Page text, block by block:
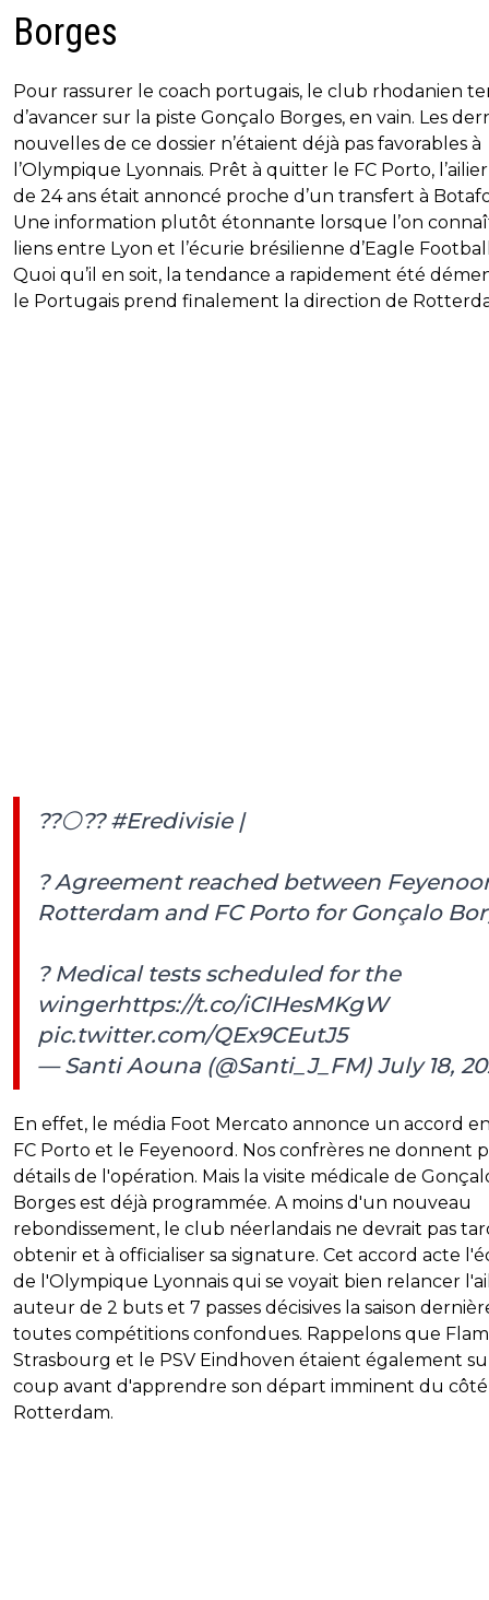
Borges
Pour rassurer le coach portugais, le club rhodanien
d’avancer sur la piste Gonçalo Borges, en vain. Les
nouvelles de ce dossier n’étaient déjà pas favorables à
l’Olympique Lyonnais. Prêt à quitter le FC Porto,
de 24 ans était annoncé proche d’un transfert à
Une information plutôt étonnante lorsque l’on
liens entre Lyon et l’écurie brésilienne d’Eagle
Quoi qu’il en soit, la tendance a rapidement été
le Portugais prend finalement la direction de
??⚪️??#Eredivisie|
? Agreement reached between
Rotterdam and FC Porto for Gonçalo
? Medical tests scheduled for the
wingerhttps://t.co/iCIHesMKgW
pic.twitter.com/QEx9CEutJ5
— Santi Aouna (@Santi_J_FM) July 18,
En effet, le média Foot Mercato annonce un accord
FC Porto et le Feyenoord. Nos confrères ne donnent
détails de l'opération. Mais la visite médicale de
Borges est déjà programmée. A moins d'un nouveau
rebondissement, le club néerlandais ne devrait pas
obtenir et à officialiser sa signature. Cet accord acte
de l'Olympique Lyonnais qui se voyait bien relancer
auteur de 2 buts et 7 passes décisives la saison
toutes compétitions confondues. Rappelons que
Strasbourg et le PSV Eindhoven étaient également
coup avant d'apprendre son départ imminent du
Rotterdam.